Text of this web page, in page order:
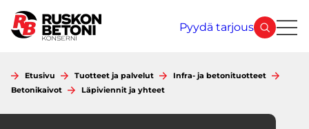
sisältöön
Pyydä tarjous
Etusivu Tuotteet ja palvelut
Infra- ja betonituotteet
Betonikaivot
Läpiviennit ja yhteet